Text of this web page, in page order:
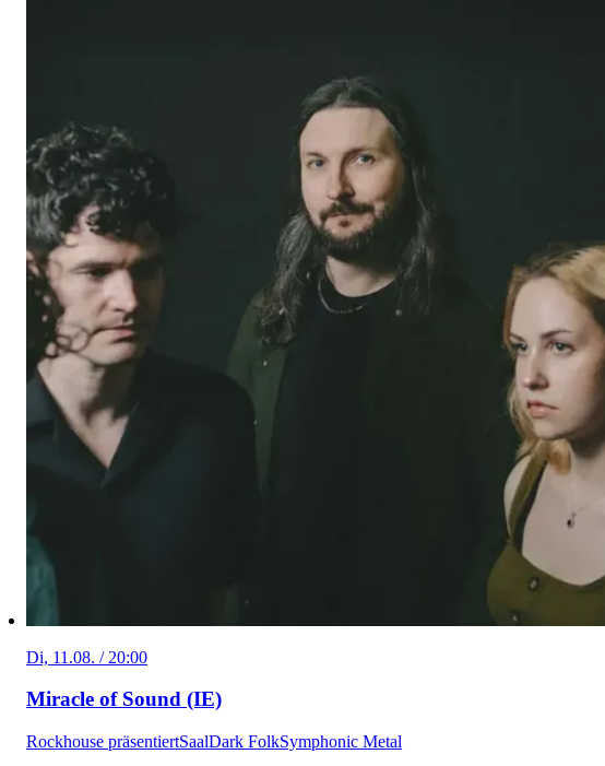
Di, 11.08. / 20:00
Miracle of Sound (IE)
Rockhouse präsentiertSaalDark FolkSymphonic Metal